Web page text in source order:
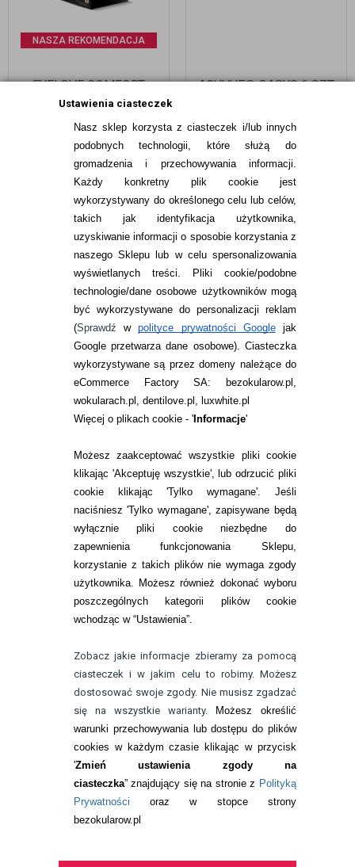
Ustawienia ciasteczek
Nasz sklep korzysta z ciasteczek i/lub innych
podobnych technologii, które służą do
gromadzenia i przechowywania informacji.
Każdy konkretny plik cookie jest
wykorzystywany do określonego celu lub celów,
takich jak identyfikacja użytkownika,
uzyskiwanie informacji o sposobie korzystania z
naszego Sklepu lub w celu spersonalizowania
wyświetlanych treści.
Pliki cookie/podobne
technologie/dane osobowe użytkowników mogą
być wykorzystywane do personalizacji reklam
(Sprawdźwpolityce prywatności Googlejak
Google przetwarza dane osobowe). Ciasteczka
wykorzystywane są przez domeny należące do
eCommerce Factory SA: bezokularow.pl,
wokularach.pl, dentilove.pl, luxwhite.pl
Więcej o plikach cookie - 'Informacje'
Możesz zaakceptować wszystkie pliki cookie
klikając 'Akceptuję wszystkie', lub odrzucić pliki
cookie klikając 'Tylko wymagane'. Jeśli
naciśniesz 'Tylko wymagane', zapisywane będą
wyłącznie pliki cookie niezbędne do
zapewnienia funkcjonowania Sklepu,
korzystanie z takich plików nie wymaga zgody
użytkownika. Możesz również dokonać wyboru
poszczególnych kategorii plików cookie
wchodząc w “Ustawienia”.
Zobacz jakie informacje zbieramy za pomocą
ciasteczek i w jakim celu to robimy. Możesz
dostosować swoje zgody. Nie musisz zgadzać
się na wszystkie warianty.
Możesz określić
warunki przechowywania lub dostępu do plików
cookies w każdym czasie klikając w przycisk
'Zmień ustawienia zgody na
ciasteczka” znajdujący się na stronie z Polityką
Prywatności oraz w stopce strony
bezokularow.pl
NASZA REKOMENDACJA
EYELOVE COMFORT
PLUS 500 ML (Z
39,99pln
ACUVUE® OASYS 6 SZT.
84,99 pln
INFORMACJE KONTAKTOWE
JAK ZAMAWIAĆ?
ZWROTY I REKLAMACJA
WARUNKI ZAKUPÓW
RANKINGI SOCZEWEK
SOCZEWKI KOLOROWE
Zwrot (odstąpienie od umowy)
ZMIEŃ USTAWIENIA ZGODY NA CIASTECZKA
KONTAKT
telefon:
22 113 44 42
telefon:
732 08 08 72
kontakt@bezokularow.pl